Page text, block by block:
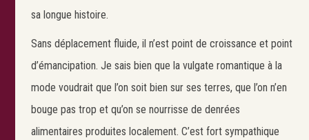
sa longue histoire.
Sans déplacement fluide, il n’est point de croissance et point
d’émancipation. Je sais bien que la vulgate romantique à la
mode voudrait que l’on soit bien sur ses terres, que l’on n’en
bouge pas trop et qu’on se nourrisse de denrées
alimentaires produites localement. C’est fort sympathique